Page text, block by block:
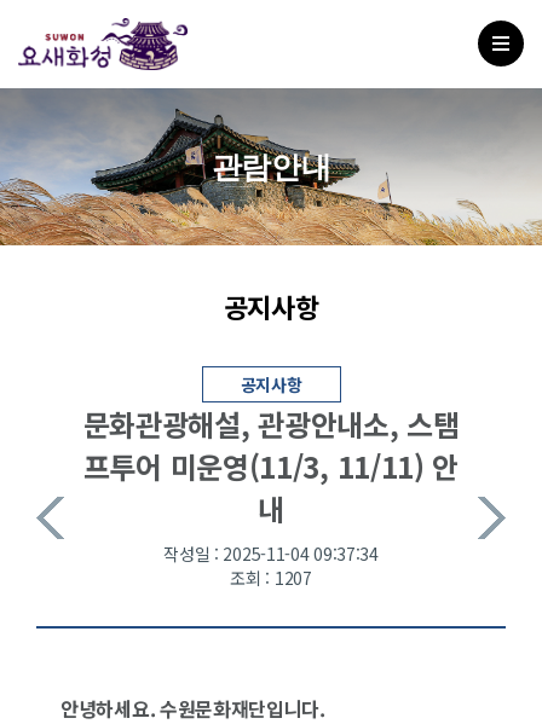
관람안내
공지사항
공지사항
문화관광해설, 관광안내소, 스탬
프투어 미운영(11/3, 11/11) 안
내
작성일 : 2025-11-04 09:37:34
조회 : 1207
안녕하세요. 수원문화재단입니다.